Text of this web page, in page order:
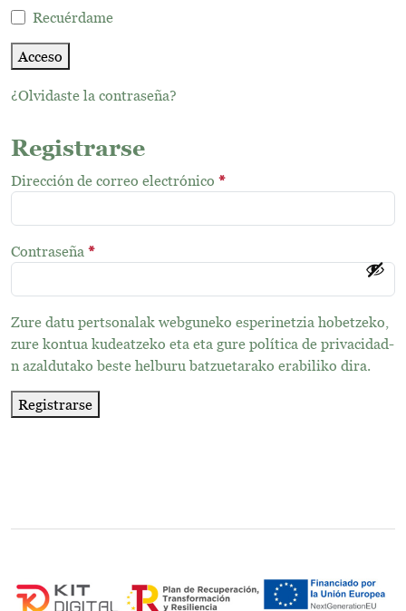
i
o
i
Recuérdame
Acceso
¿Olvidaste la contraseña?
Registrarse
Dirección de correo electrónico *O
l
g
o
r
i
Contraseña*O
l
i
g
a
r
Zure datu pertsonalak webguneko esperinetzia hobetzeko,
zure kontua kudeatzeko eta eta gurepolítica de privacidad-
n azaldutako beste helburu batzuetarako erabiliko dira.
Registrarse